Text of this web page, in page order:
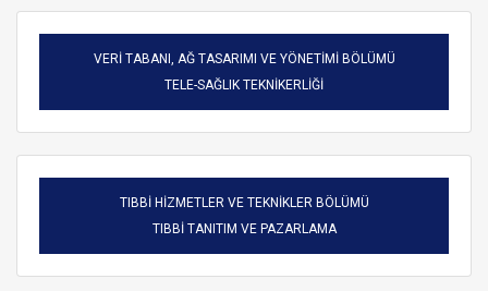
VERİ TABANI, AĞ TASARIMI VE YÖNETİMİ BÖLÜMÜ
TELE-SAĞLIK TEKNİKERLİĞİ
TIBBİ HİZMETLER VE TEKNİKLER BÖLÜMÜ
TIBBİ TANITIM VE PAZARLAMA